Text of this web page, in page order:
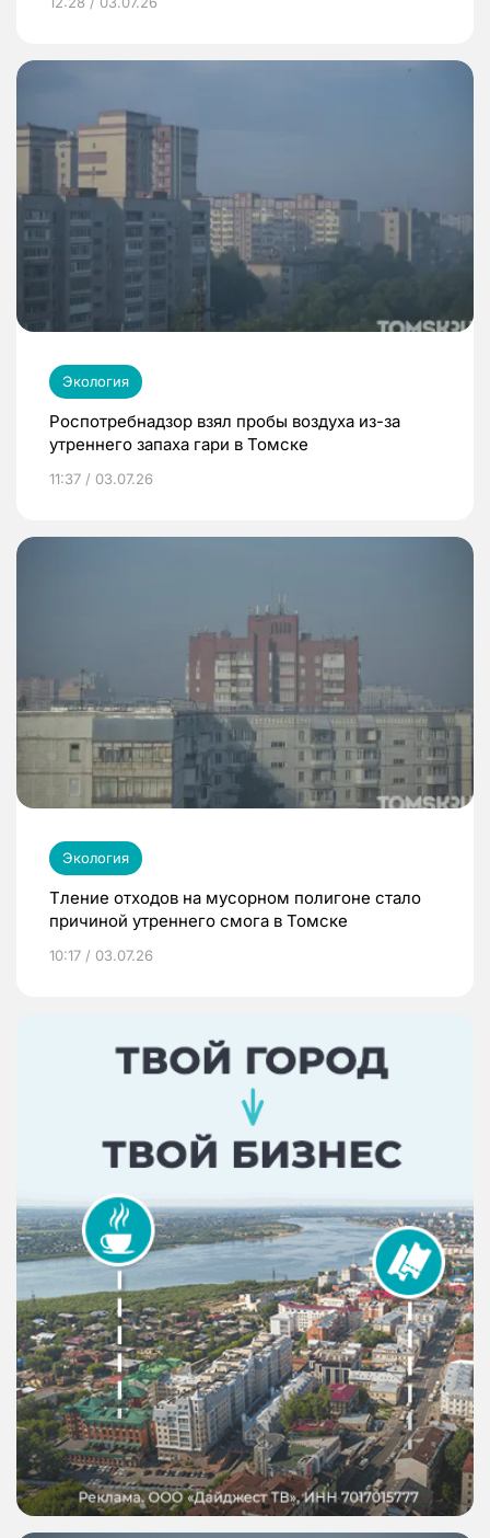
Экология
Роспотребнадзор взял пробы воздуха из-за
утреннего запаха гари в Томске
11:37 / 03.07.26
Экология
Тление отходов на мусорном полигоне стало
причиной утреннего смога в Томске
10:17 / 03.07.26